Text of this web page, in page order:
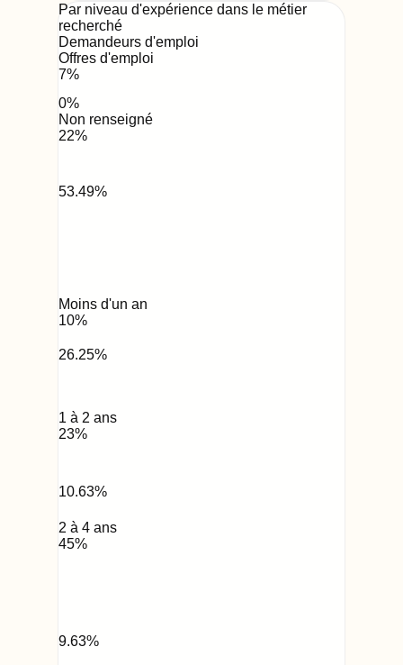
Par niveau d'expérience dans le métier
recherché
Demandeurs d'emploi
Offres d'emploi
7%
0%
Non renseigné
22%
53.49%
Moins d'un an
10%
26.25%
1 à 2 ans
23%
10.63%
2 à 4 ans
45%
9.63%